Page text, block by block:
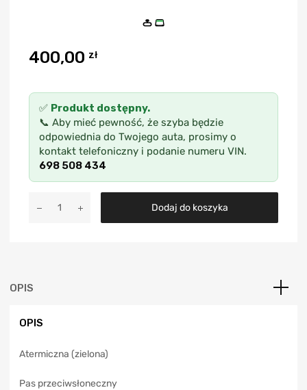
400,00 zł
✅ Produkt dostępny.
📞 Aby mieć pewność, że szyba będzie
odpowiednia do Twojego auta, prosimy o
kontakt telefoniczny i podanie numeru VIN.
698 508 434
Dodaj do koszyka
a
OPIS
OPIS
Atermiczna (zielona)
Pas przeciwsłoneczny